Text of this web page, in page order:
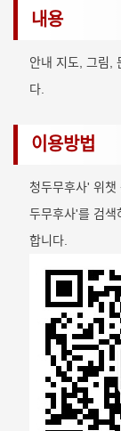
내용
안내 지도, 그림,
다.
이용방법
청두무후사' 위
두무후사'를 검색
합니다.